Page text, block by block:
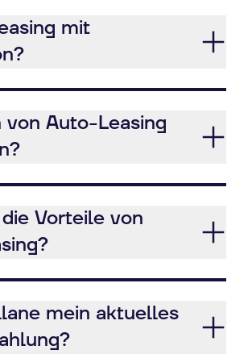
mit
von Auto-Leasing
Vorteile von
mein aktuelles